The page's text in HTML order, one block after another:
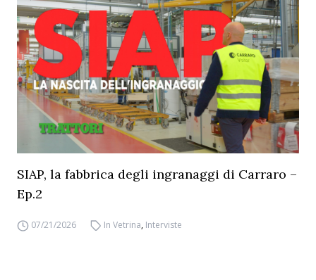
SIAP, la fabbrica degli ingranaggi di Carraro –
Ep.2
07/21/2026 In Vetrina, Interviste